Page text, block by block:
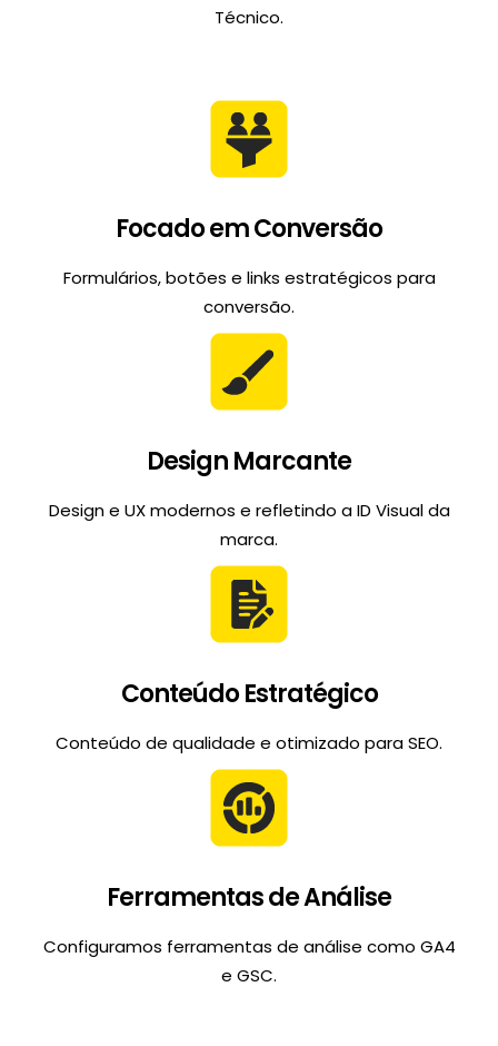
Técnico.
Focado em Conversão
Formulários, botões e links estratégicos para
conversão.
Design Marcante
Design e UX modernos e refletindo a ID Visual da
marca.
Conteúdo Estratégico
Conteúdo de qualidade e otimizado para SEO.
Ferramentas de Análise
Configuramos ferramentas de análise como GA4
e GSC.